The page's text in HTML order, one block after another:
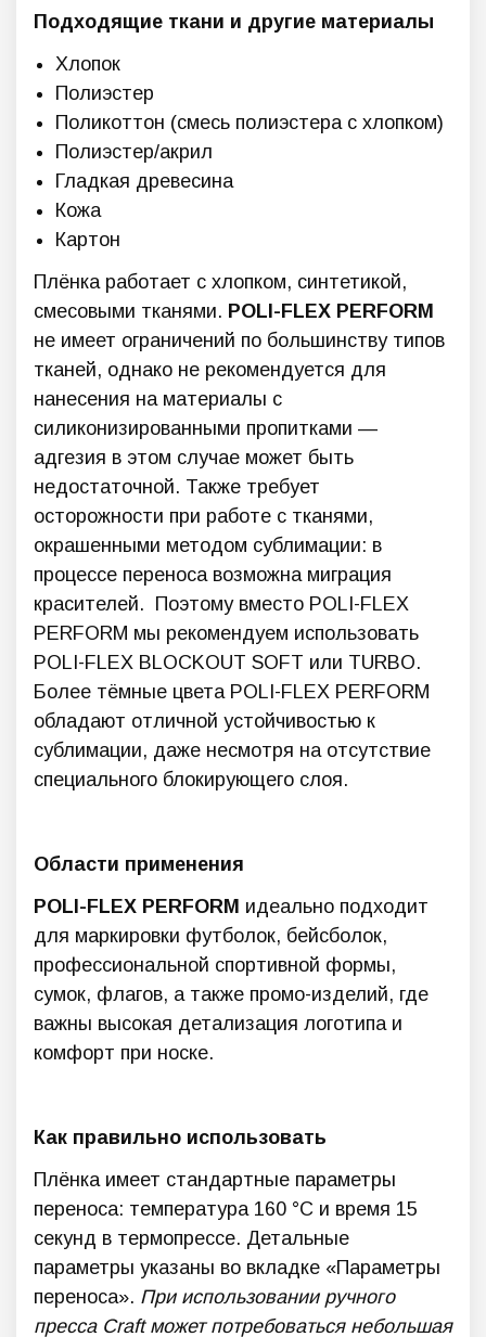
Подходящие ткани и другие материалы
Хлопок
Полиэстер
Поликоттон (смесь полиэстера с хлопком)
Полиэстер/акрил
Гладкая древесина
Кожа
Картон
Плёнка работает с хлопком, синтетикой,
смесовыми тканями. POLI-FLEX PERFORM
не имеет ограничений по большинству типов
тканей, однако не рекомендуется для
нанесения на материалы с
силиконизированными пропитками —
адгезия в этом случае может быть
недостаточной. Также требует
осторожности при работе с тканями,
окрашенными методом сублимации: в
процессе переноса возможна миграция
красителей. Поэтому вместо POLI-FLEX
PERFORM мы рекомендуем использовать
POLI-FLEX BLOCKOUT SOFT или TURBO.
Более тёмные цвета POLI-FLEX PERFORM
обладают отличной устойчивостью к
сублимации, даже несмотря на отсутствие
специального блокирующего слоя.
Области применения
POLI-FLEX PERFORM идеально подходит
для маркировки футболок, бейсболок,
профессиональной спортивной формы,
сумок, флагов, а также промо-изделий, где
важны высокая детализация логотипа и
комфорт при носке.
Как правильно использовать
Плёнка имеет стандартные параметры
переноса: температура 160 °C и время 15
секунд в термопрессе. Детальные
параметры указаны во вкладке «Параметры
переноса». При использовании ручного
пресса Craft может потребоваться небольшая